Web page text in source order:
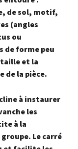
de sol, motif,
(angles
ou
de forme peu
et la
de la pièce.
à instaurer
les
à la
Le carré